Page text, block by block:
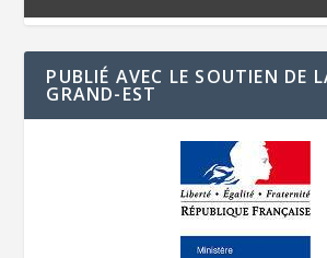
PUBLIÉ AVEC LE SOUTIEN DE
GRAND-EST